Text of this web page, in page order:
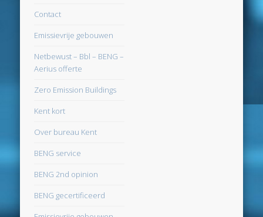
december 2018
november 2018
oktober 2018
Contact
Emissievrije gebouwen
Netbewust – Bbl – BENG –
Aerius offerte
Zero Emission Buildings
Kent kort
Over bureau Kent
BENG service
BENG 2nd opinion
BENG gecertificeerd